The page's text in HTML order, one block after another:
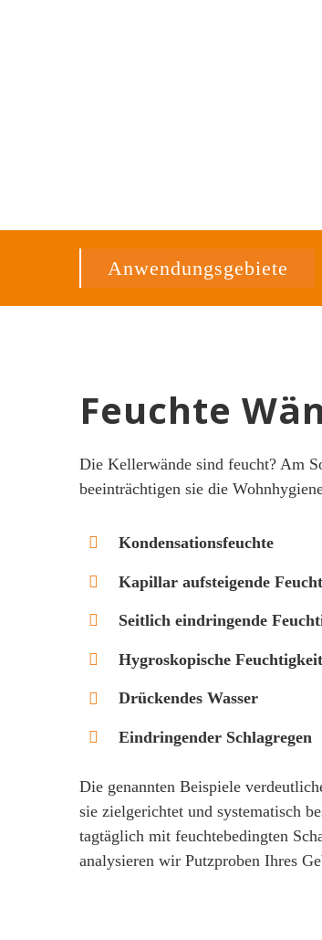
Anwendungsgebiete
Feuchte
Die Kellerwände sind feucht? Am
beeinträchtigen sie die
Kondensationsfeuchte
Kapillar aufsteigende
Seitlich eindringende
Hygroskopische Feuchtigkeit
Drückendes Wasser
Eindringender Schlagregen
Die genannten Beispiele
sie zielgerichtet und systematisch
tagtäglich mit feuchtebedingten
analysieren wir Putzproben Ihres